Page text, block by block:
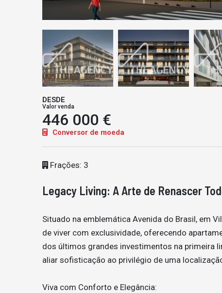
DESDE
Valor venda
446 000 €
Conversor de moeda
Frações: 3
Legacy Living: A Arte de Renascer
Situado na emblemática Avenida do Brasil, em
de viver com exclusividade, oferecendo
dos últimos grandes investimentos na primeira
aliar sofisticação ao privilégio de uma
Viva com Conforto e Elegância: